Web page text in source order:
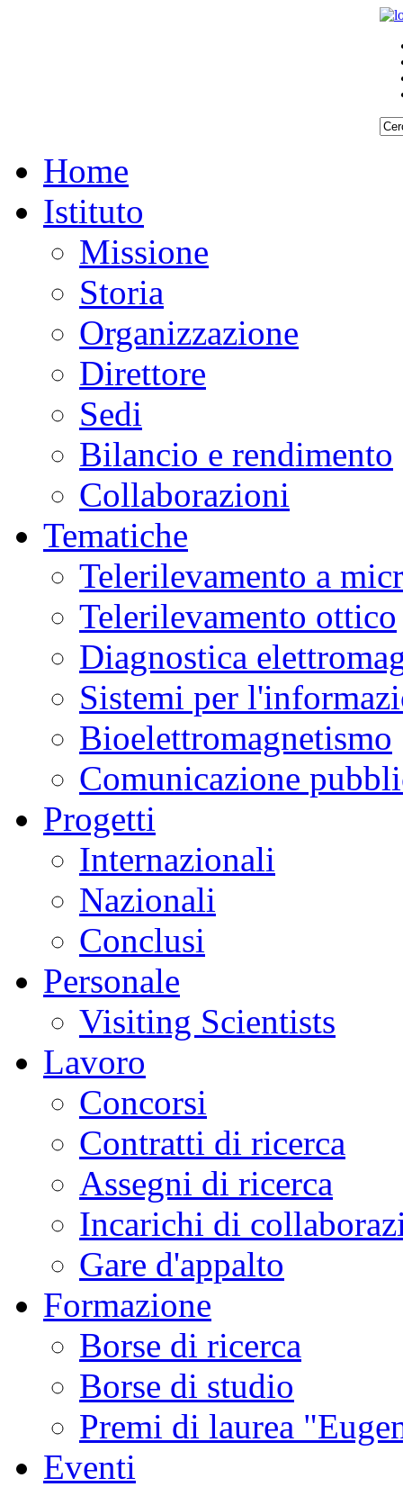
Home
Istituto
Missione
Storia
Organizzazione
Direttore
Sedi
Bilancio e rendimento
Collaborazioni
Tematiche
Telerilevamento a
Telerilevamento ottico
Diagnostica
Sistemi per
Bioelettromagnetismo
Comunicazione
Progetti
Internazionali
Nazionali
Conclusi
Personale
Visiting Scientists
Lavoro
Concorsi
Contratti di ricerca
Assegni di ricerca
Incarichi di
Gare d'appalto
Formazione
Borse di ricerca
Borse di studio
Premi di laurea
Eventi